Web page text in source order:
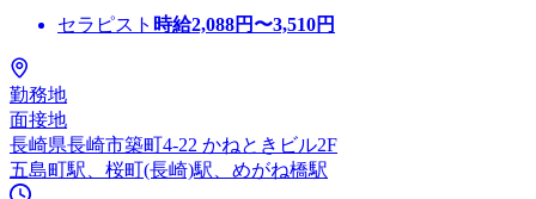
セラピスト 時給2,088円〜3,510円
勤務地
面接地
長崎県長崎市築町4-22 かねときビル2F
五島町駅、桜町(長崎)駅、めがね橋駅